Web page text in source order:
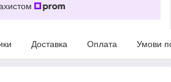
Доставка Оплата Умови